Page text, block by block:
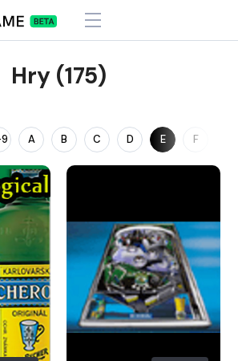
Hry (175)
A B C D E F